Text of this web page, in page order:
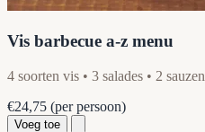
Vis barbecue a-z menu
4 soorten vis • 3 salades • 2 sauzen
€24,75 (per persoon)
Voeg toe